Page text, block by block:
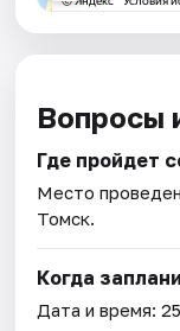
Вопросы
Где пройдет
Место
Томск.
Когда
Дата и время: